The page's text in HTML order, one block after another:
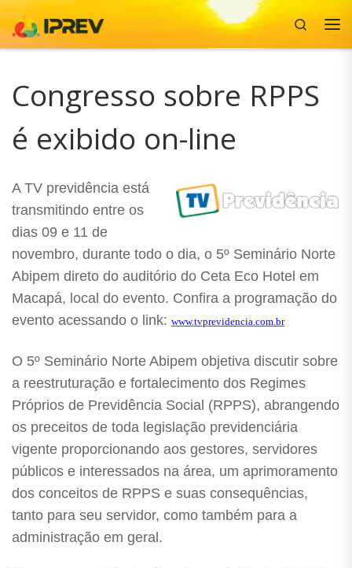
Skip to content
Search
Congresso sobre RPPS
é exibido on-line
A TV previdência está
transmitindo entre os
dias 09 e 11 de
novembro, durante todo o dia, o 5º Seminário Norte
Abipem direto do auditório do Ceta Eco Hotel em
Macapá, local do evento. Confira a programação do
evento acessando o link: www.tvprevidencia.com.br
O 5º Seminário Norte Abipem objetiva discutir sobre
a reestruturação e fortalecimento dos Regimes
Próprios de Previdência Social (RPPS), abrangendo
os preceitos de toda legislação previdenciária
vigente proporcionando aos gestores, servidores
públicos e interessados na área, um aprimoramento
dos conceitos de RPPS e suas consequências,
tanto para seu servidor, como também para a
administração em geral.